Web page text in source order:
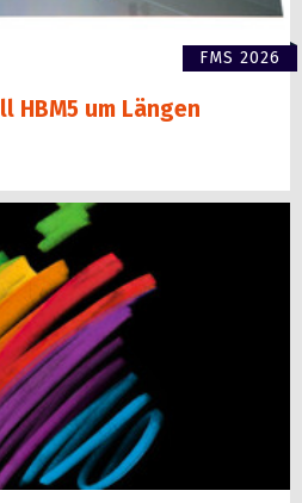
FMS 2026
HBM5 um Längen